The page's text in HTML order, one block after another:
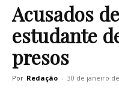
Acusados
estudante
presos
Por Redação - 30 de janeiro